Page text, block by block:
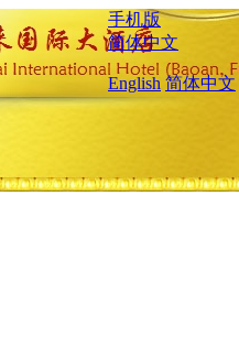
手机版
简体中文
English 简体中文